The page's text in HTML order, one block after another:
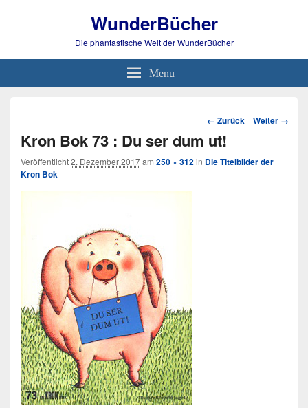
WunderBücher
Die phantastische Welt der WunderBücher
Menu
Bild-
Navigation
← Zurück Weiter →
Kron Bok 73 : Du ser dum ut!
Veröffentlicht2. Dezember 2017am 250 × 312in Die Titelbilder der
Kron Bok